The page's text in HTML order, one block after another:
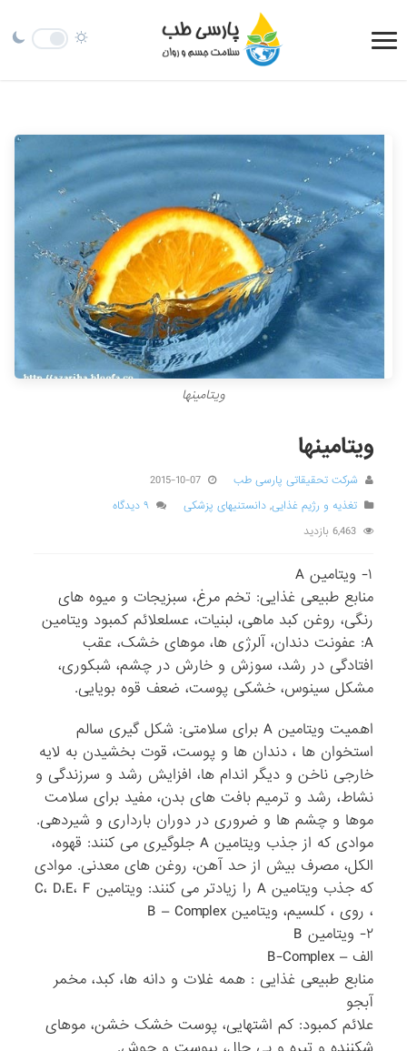
ویتامینها
ویتامینها
شرکت تحقیقاتی پارسی طب
2015-10-07
تغذیه و رژیم غذایی,دانستنیهای پزشکی
۹ دیدگاه
6,463 بازدید
۱- ویتامین A
منابع طبیعی غذایی: تخم مرغ، سبزیجات و میوه های
رنگی، روغن کبد ماهی، لبنیات، عسلعلائم کمبود ویتامین
A: عفونت دندان، آلرژی ها، موهای خشک، عقب
افتادگی در رشد، سوزش و خارش در چشم، شبکوری،
مشکل سینوس، خشکی پوست، ضعف قوه بویایی.
اهمیت ویتامین A برای سلامتی: شکل گیری سالم
استخوان ها ، دندان ها و پوست، قوت بخشیدن به لایه
خارجی ناخن و دیگر اندام ها، افزایش رشد و سرزندگی و
نشاط، رشد و ترمیم بافت های بدن، مفید برای سلامت
موها و چشم ها و ضروری در دوران بارداری و شیردهی.
موادی که از جذب ویتامین A جلوگیری می کنند: قهوه،
الکل، مصرف بیش از حد آهن، روغن های معدنی. موادی
که جذب ویتامین A را زیادتر می کنند: ویتامین C، D،E، F
، روی ، کلسیم، ویتامین B – Complex
۲- ویتامین B
الف – B-Complex
منابع طبیعی غذایی : همه غلات و دانه ها، کبد، مخمر
آبجو
علائم کمبود: کم اشتهایی، پوست خشک خشن، موهای